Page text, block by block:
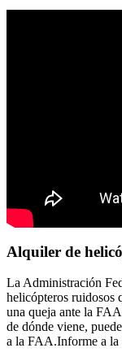
Alquiler de
La Administración
helicópteros ruidosos
una queja ante la
de dónde viene,
a la FAA.Informe a la